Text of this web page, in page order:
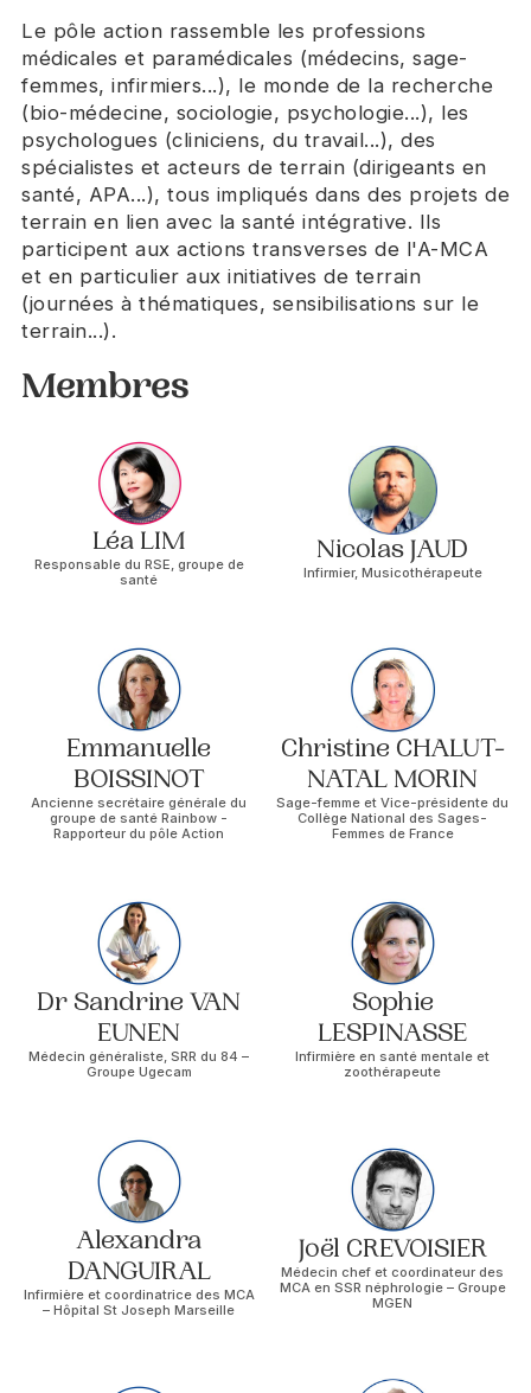
Le pôle action rassemble les professions
médicales et paramédicales (médecins, sage-
femmes, infirmiers...), le monde de la recherche
(bio-médecine, sociologie, psychologie...), les
psychologues (cliniciens, du travail...), des
spécialistes et acteurs de terrain (dirigeants en
santé, APA...), tous impliqués dans des projets de
terrain en lien avec la santé intégrative. Ils
participent aux actions transverses de l'A-MCA
et en particulier aux initiatives de terrain
(journées à thématiques, sensibilisations sur le
terrain...).
Membres
Léa LIM
Responsable du RSE, groupe de
santé
Nicolas JAUD
Infirmier, Musicothérapeute
Emmanuelle
BOISSINOT
Ancienne secrétaire générale du
groupe de santé Rainbow -
Rapporteur du pôle Action
Christine CHALUT-
NATAL MORIN
Sage-femme et Vice-présidente du
Collège National des Sages-
Femmes de France
Dr Sandrine VAN
EUNEN
Médecin généraliste, SRR du 84 –
Groupe Ugecam
Sophie
LESPINASSE
Infirmière en santé mentale et
zoothérapeute
Alexandra
DANGUIRAL
Infirmière et coordinatrice des MCA
– Hôpital St Joseph Marseille
Joël CREVOISIER
Médecin chef et coordinateur des
MCA en SSR néphrologie – Groupe
MGEN